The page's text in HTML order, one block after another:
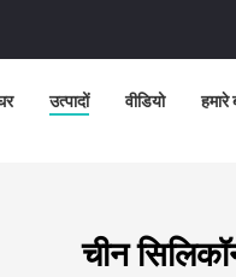
उत्पादों वीडियो हमारे
चीन